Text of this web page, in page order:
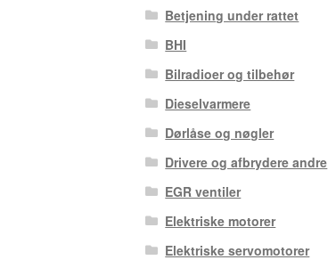
Betjening under rattet
BHI
Bilradioer og tilbehør
Dieselvarmere
Dørlåse og nøgler
Drivere og afbrydere andre
EGR ventiler
Elektriske motorer
Elektriske servomotorer